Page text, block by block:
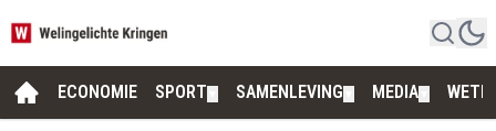
ECONOMIE SPORT SAMENLEVING MEDIA